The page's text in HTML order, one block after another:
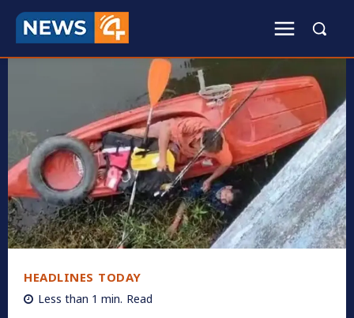
HEADLINES TODAY
Less than 1 min. Read